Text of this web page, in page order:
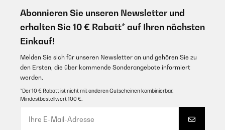
Abonnieren Sie unseren Newsletter und
erhalten Sie 10 € Rabatt* auf Ihren nächsten
Einkauf!
Melden Sie sich für unseren Newsletter an und gehören Sie zu
den Ersten, die über kommende Sonderangebote informiert
werden.
*Der 10 € Rabatt ist nicht mit anderen Gutscheinen kombinierbar.
Mindestbestellwert 100 €.